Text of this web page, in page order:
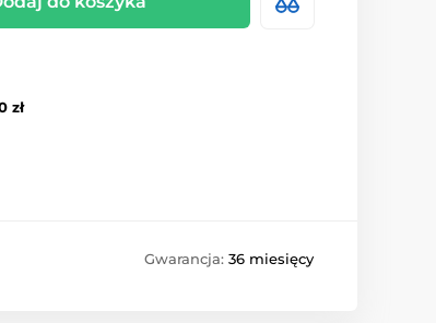
zł
Gwarancja: 36 miesięcy